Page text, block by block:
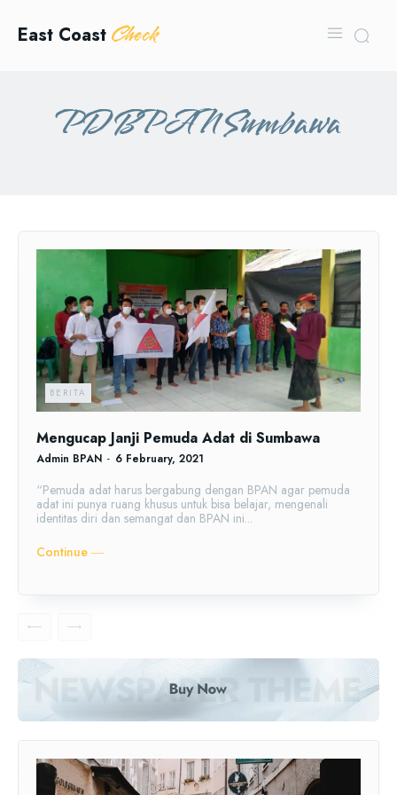
East Coast Check
PD BPAN Sumbawa
BERITA
Mengucap Janji Pemuda Adat di Sumbawa
Admin BPAN - 6 February, 2021
“Pemuda adat harus bergabung dengan BPAN agar pemuda
adat ini punya ruang khusus untuk bisa belajar, mengenali
identitas diri dan semangat dan BPAN ini...
Continue ―